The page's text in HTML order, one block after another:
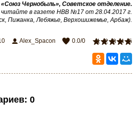
Чернобыль», Советское отделение.
в газете НВВ №17 от 28.04.2017 г.
Пижанка, Лебяжье, Верхошижемье, Арбаж).
1 2 3 4 5
Alex_Spacon 0.0/0
: 0